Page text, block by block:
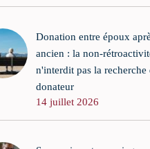
Donation entre époux
ancien : la non-
n'interdit pas la
donateur
14 juillet 2026